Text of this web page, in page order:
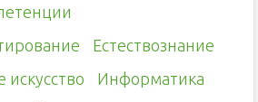
Естествознание
искусство
Информатика